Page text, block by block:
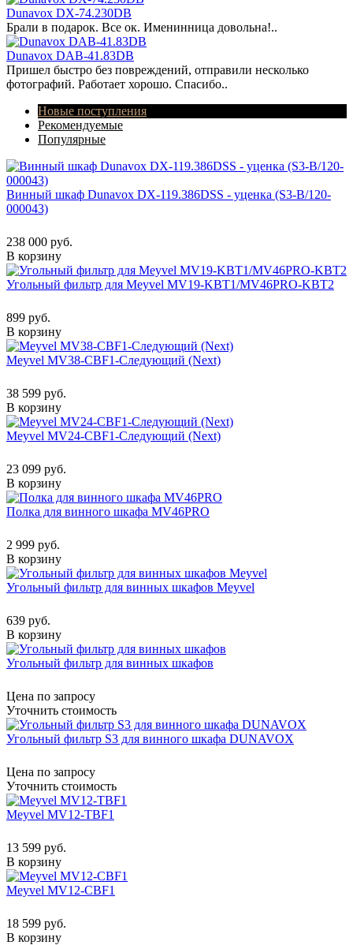
Dunavox DX-74.230DB
Брали в подарок. Все ок. Именинница довольна!..
Dunavox DAB-41.83DB
Пришел быстро без повреждений, отправили несколько
фотографий. Работает хорошо. Спасибо..
Новые поступления
Рекомендуемые
Популярные
Винный шкаф Dunavox DX-119.386DSS - уценка (S3-B/120-
000043)
238 000 руб.
В корзину
Угольный фильтр для Meyvel MV19-KBT1/MV46PRO-KBT2
899 руб.
В корзину
Meyvel MV38-CBF1-Следующий (Next)
38 599 руб.
В корзину
Meyvel MV24-CBF1-Следующий (Next)
23 099 руб.
В корзину
Полка для винного шкафа MV46PRO
2 999 руб.
В корзину
Угольный фильтр для винных шкафов Meyvel
639 руб.
В корзину
Угольный фильтр для винных шкафов
Цена по запросу
Уточнить стоимость
Угольный фильтр S3 для винного шкафа DUNAVOX
Цена по запросу
Уточнить стоимость
Meyvel MV12-TBF1
13 599 руб.
В корзину
Meyvel MV12-CBF1
18 599 руб.
В корзину